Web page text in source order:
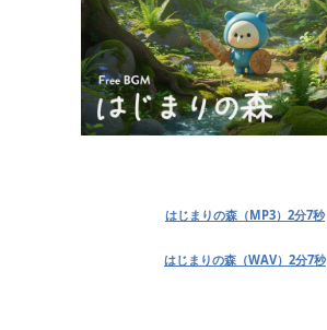
はじまりの森（MP3）2分7秒
はじまりの森（WAV）2分7秒